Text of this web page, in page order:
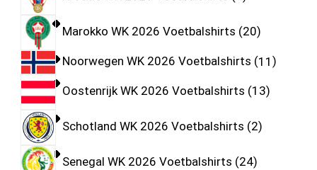
Marokko WK 2026 Voetbalshirts 20
Noorwegen WK 2026 Voetbalshirts 11
Oostenrijk WK 2026 Voetbalshirts 13
Schotland WK 2026 Voetbalshirts 2
Senegal WK 2026 Voetbalshirts 24